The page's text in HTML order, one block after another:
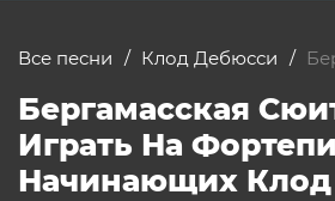
Все песни Клод Дебюсси
Бергамасская
Играть На
Начинающих